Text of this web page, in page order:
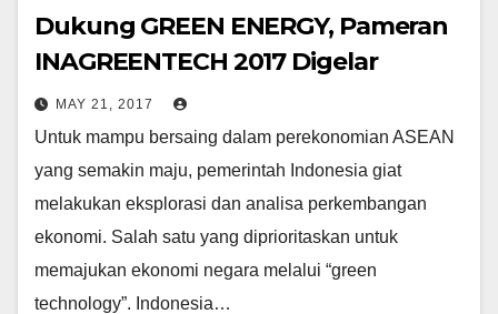
Dukung GREEN ENERGY, Pameran
INAGREENTECH 2017 Digelar
MAY 21, 2017
Untuk mampu bersaing dalam perekonomian ASEAN
yang semakin maju, pemerintah Indonesia giat
melakukan eksplorasi dan analisa perkembangan
ekonomi. Salah satu yang diprioritaskan untuk
memajukan ekonomi negara melalui “green
technology”. Indonesia…